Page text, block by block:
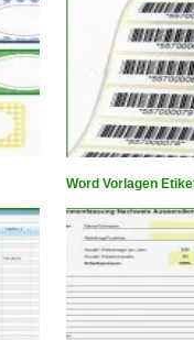
Word Vorlagen